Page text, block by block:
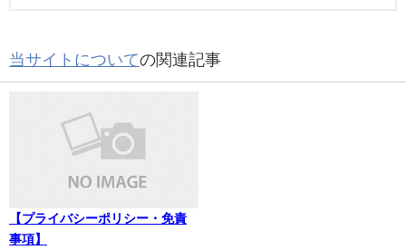
当サイトについての関連記事
【プライバシーポリシー・免責
事項】